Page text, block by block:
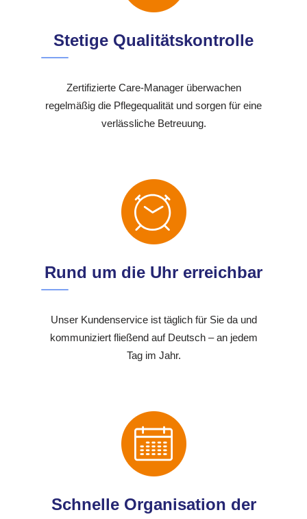
Stetige Qualitätskontrolle
Zertifizierte Care-Manager überwachen
regelmäßig die Pflegequalität und sorgen für eine
verlässliche Betreuung.
Rund um die Uhr erreichbar
Unser Kundenservice ist täglich für Sie da und
kommuniziert fließend auf Deutsch – an jedem
Tag im Jahr.
Schnelle Organisation der